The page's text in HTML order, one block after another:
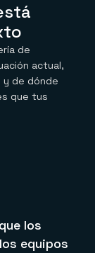
de
actual,
y de dónde
que tus
los
equipos